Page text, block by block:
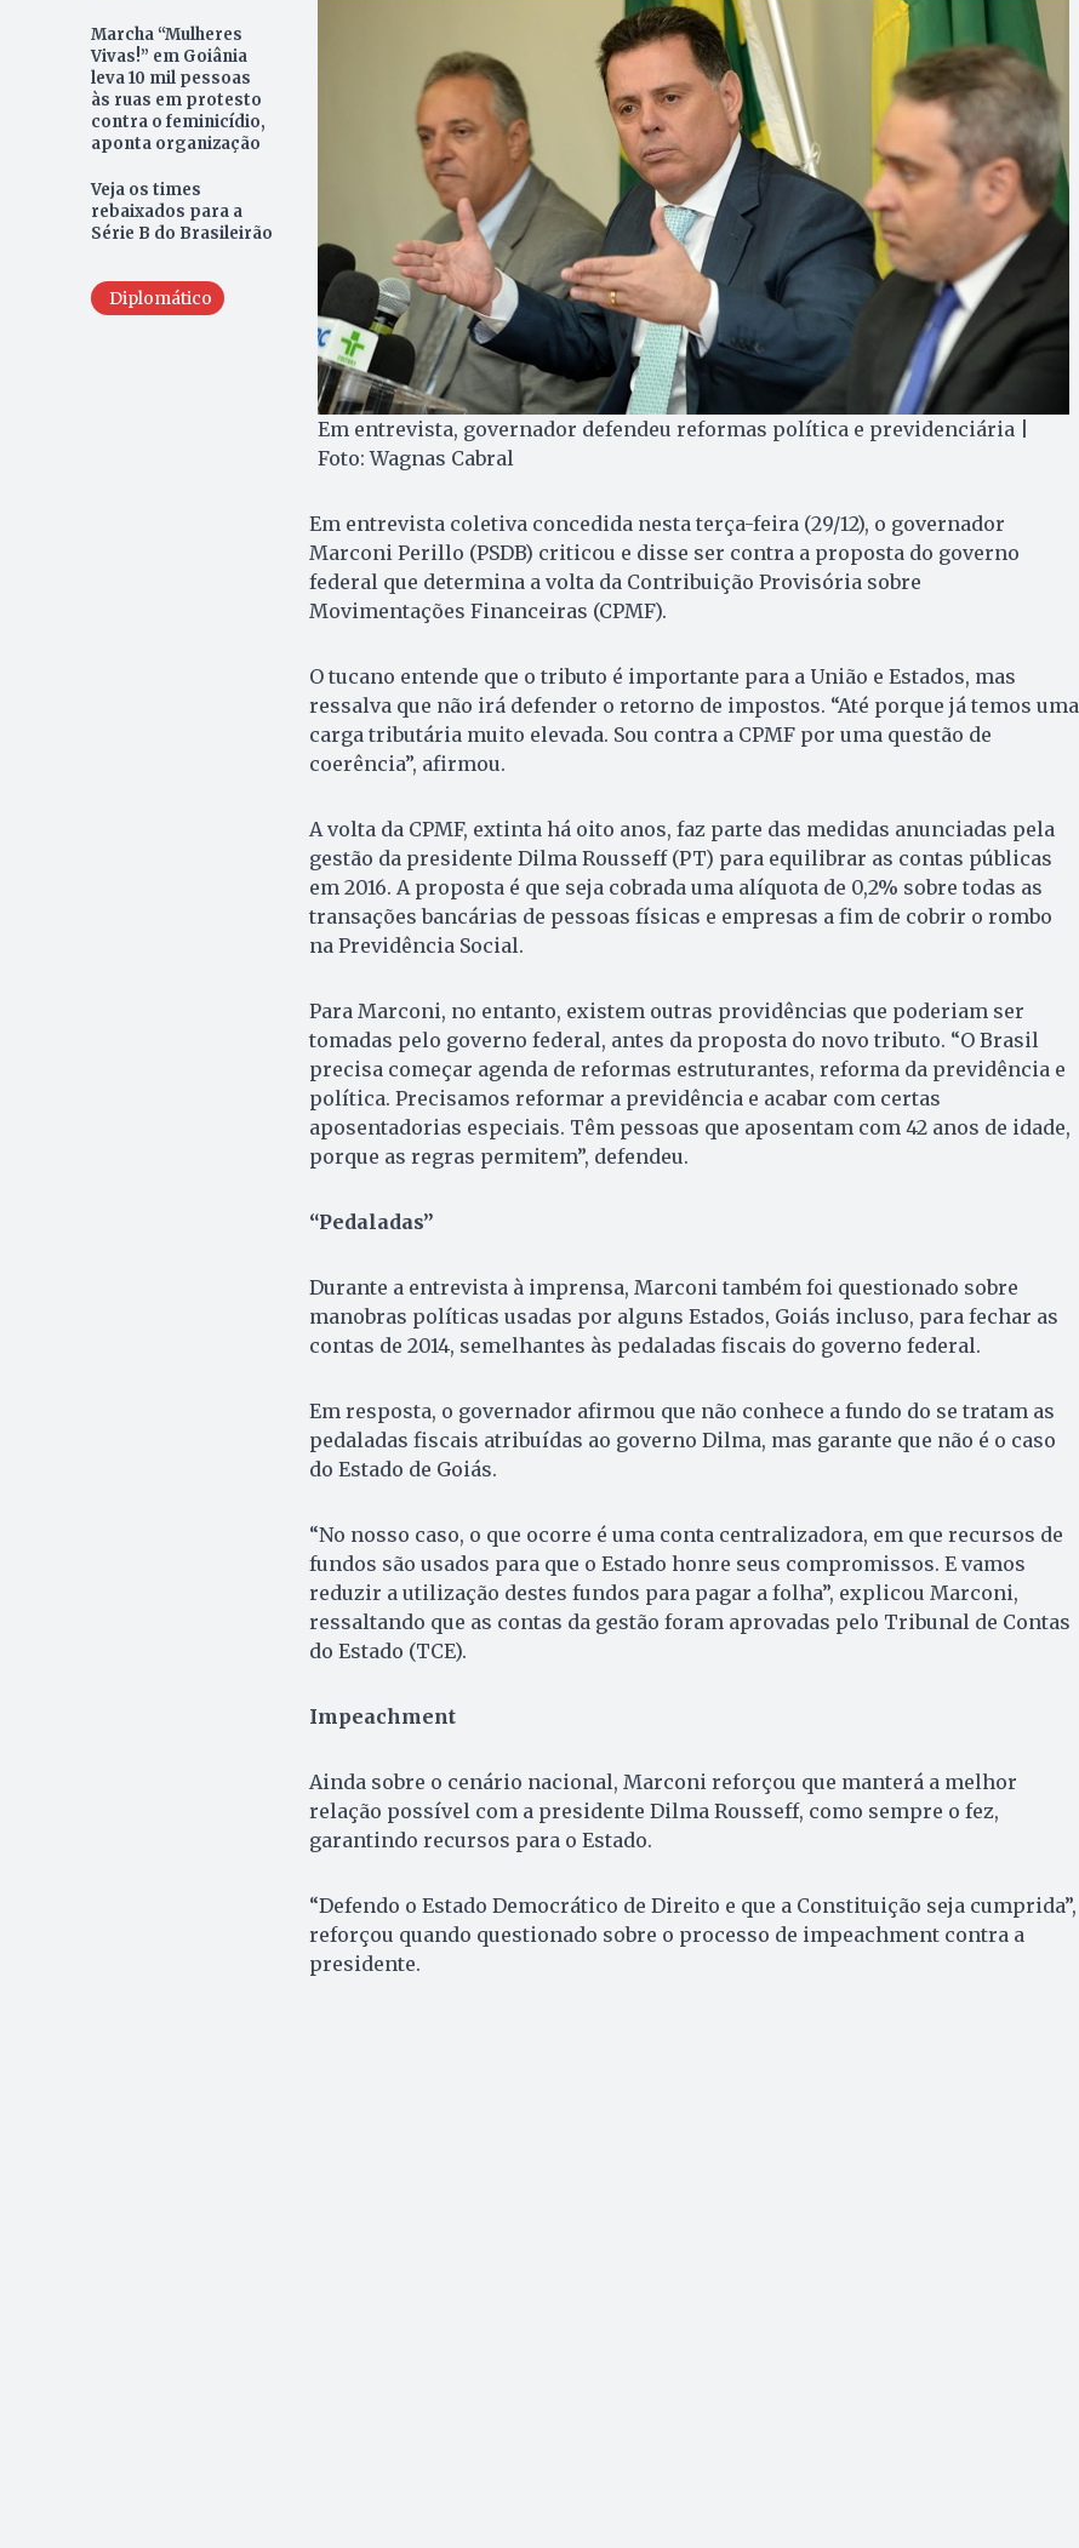
Marcha “Mulheres
Vivas!” em Goiânia
leva 10 mil pessoas
às ruas em protesto
contra o feminicídio,
aponta organização
Veja os times
rebaixados para a
Série B do Brasileirão
Diplomático
Em entrevista, governador defendeu reformas política e previdenciária |
Foto: Wagnas Cabral
Em entrevista coletiva concedida nesta terça-feira (29/12), o governador
Marconi Perillo (PSDB) criticou e disse ser contra a proposta do governo
federal que determina a volta da Contribuição Provisória sobre
Movimentações Financeiras (CPMF).
O tucano entende que o tributo é importante para a União e Estados, mas
ressalva que não irá defender o retorno de impostos. “Até porque já temos uma
carga tributária muito elevada. Sou contra a CPMF por uma questão de
coerência”, afirmou.
A volta da CPMF, extinta há oito anos, faz parte das medidas anunciadas pela
gestão da presidente Dilma Rousseff (PT) para equilibrar as contas públicas
em 2016. A proposta é que seja cobrada uma alíquota de 0,2% sobre todas as
transações bancárias de pessoas físicas e empresas a fim de cobrir o rombo
na Previdência Social.
Para Marconi, no entanto, existem outras providências que poderiam ser
tomadas pelo governo federal, antes da proposta do novo tributo. “O Brasil
precisa começar agenda de reformas estruturantes, reforma da previdência e
política. Precisamos reformar a previdência e acabar com certas
aposentadorias especiais. Têm pessoas que aposentam com 42 anos de idade,
porque as regras permitem”, defendeu.
“Pedaladas”
Durante a entrevista à imprensa, Marconi também foi questionado sobre
manobras políticas usadas por alguns Estados, Goiás incluso, para fechar as
contas de 2014, semelhantes às pedaladas fiscais do governo federal.
Em resposta, o governador afirmou que não conhece a fundo do se tratam as
pedaladas fiscais atribuídas ao governo Dilma, mas garante que não é o caso
do Estado de Goiás.
“No nosso caso, o que ocorre é uma conta centralizadora, em que recursos de
fundos são usados para que o Estado honre seus compromissos. E vamos
reduzir a utilização destes fundos para pagar a folha”, explicou Marconi,
ressaltando que as contas da gestão foram aprovadas pelo Tribunal de Contas
do Estado (TCE).
Impeachment
Ainda sobre o cenário nacional, Marconi reforçou que manterá a melhor
relação possível com a presidente Dilma Rousseff, como sempre o fez,
garantindo recursos para o Estado.
“Defendo o Estado Democrático de Direito e que a Constituição seja cumprida”,
reforçou quando questionado sobre o processo de impeachment contra a
presidente.